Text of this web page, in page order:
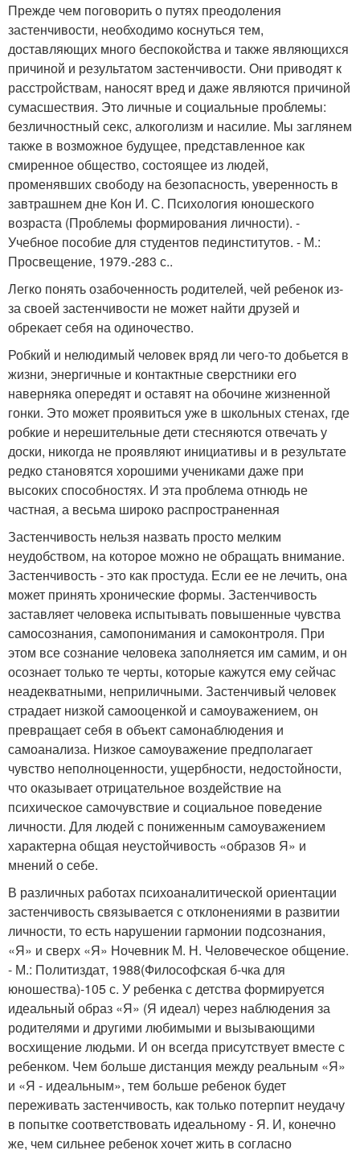
Прежде чем поговорить о путях преодоления
застенчивости, необходимо коснуться тем,
доставляющих много беспокойства и также являющихся
причиной и результатом застенчивости. Они приводят к
расстройствам, наносят вред и даже являются причиной
сумасшествия. Это личные и социальные проблемы:
безличностный секс, алкоголизм и насилие. Мы заглянем
также в возможное будущее, представленное как
смиренное общество, состоящее из людей,
променявших свободу на безопасность, уверенность в
завтрашнем дне Кон И. С. Психология юношеского
возраста (Проблемы формирования личности). -
Учебное пособие для студентов пединститутов. - М.:
Просвещение, 1979.-283 с..
Легко понять озабоченность родителей, чей ребенок из-
за своей застенчивости не может найти друзей и
обрекает себя на одиночество.
Робкий и нелюдимый человек вряд ли чего-то добьется в
жизни, энергичные и контактные сверстники его
наверняка опередят и оставят на обочине жизненной
гонки. Это может проявиться уже в школьных стенах, где
робкие и нерешительные дети стесняются отвечать у
доски, никогда не проявляют инициативы и в результате
редко становятся хорошими учениками даже при
высоких способностях. И эта проблема отнюдь не
частная, а весьма широко распространенная
Застенчивость нельзя назвать просто мелким
неудобством, на которое можно не обращать внимание.
Застенчивость - это как простуда. Если ее не лечить, она
может принять хронические формы. Застенчивость
заставляет человека испытывать повышенные чувства
самосознания, самопонимания и самоконтроля. При
этом все сознание человека заполняется им самим, и он
осознает только те черты, которые кажутся ему сейчас
неадекватными, неприличными. Застенчивый человек
страдает низкой самооценкой и самоуважением, он
превращает себя в объект самонаблюдения и
самоанализа. Низкое самоуважение предполагает
чувство неполноценности, ущербности, недостойности,
что оказывает отрицательное воздействие на
психическое самочувствие и социальное поведение
личности. Для людей с пониженным самоуважением
характерна общая неустойчивость «образов Я» и
мнений о себе.
В различных работах психоаналитической ориентации
застенчивость связывается с отклонениями в развитии
личности, то есть нарушении гармонии подсознания,
«Я» и сверх «Я» Ночевник М. Н. Человеческое общение.
- М.: Политиздат, 1988(Философская б-чка для
юношества)-105 с. У ребенка с детства формируется
идеальный образ «Я» (Я идеал) через наблюдения за
родителями и другими любимыми и вызывающими
восхищение людьми. И он всегда присутствует вместе с
ребенком. Чем больше дистанция между реальным «Я»
и «Я - идеальным», тем больше ребенок будет
переживать застенчивость, как только потерпит неудачу
в попытке соответствовать идеальному - Я. И, конечно
же, чем сильнее ребенок хочет жить в согласно